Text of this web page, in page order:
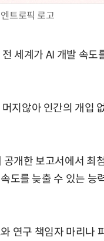
엔트로픽 로고
세계가 AI 개발 속도
지않아 인간의 개입
개한 보고서에서 최
도를 늦출 수 있는 능
연구 책임자 마리나